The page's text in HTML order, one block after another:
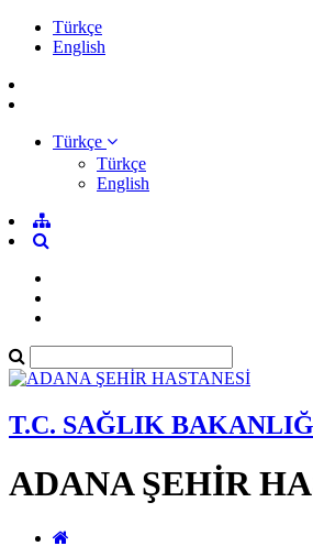
Türkçe
English
Türkçe
Türkçe
English
T.C. SAĞLIK
ADANA ŞEHİR